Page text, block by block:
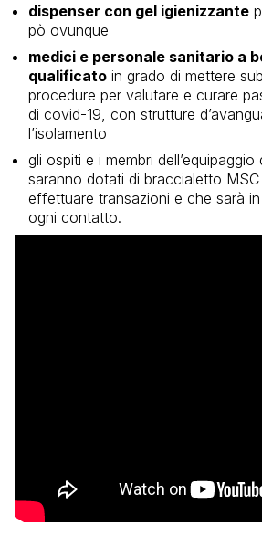
dispenser con gel igienizzante
pò ovunque
medici e personale sanitario a
qualificato in grado di mettere
procedure per valutare e curare
di covid-19, con strutture
l’isolamento
gli ospiti e i membri
saranno dotati di braccialetto
effettuare transazioni e che sarà
ogni contatto.